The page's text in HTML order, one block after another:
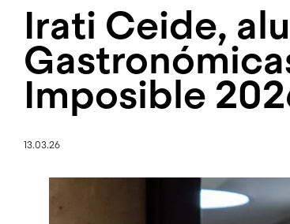
Irati Ceide,
Imposible
13.03.26